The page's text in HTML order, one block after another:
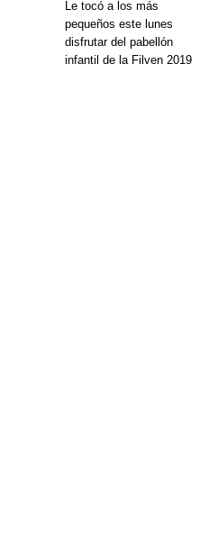
Le tocó a los más
pequeños este lunes
disfrutar del pabellón
infantil de la Filven 2019